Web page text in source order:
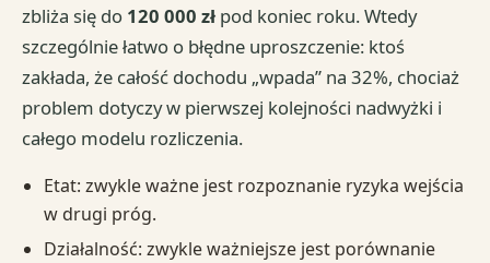
zbliża się do 120 000 zł pod koniec roku. Wtedy
szczególnie łatwo o błędne uproszczenie: ktoś
zakłada, że całość dochodu „wpada” na 32%, chociaż
problem dotyczy w pierwszej kolejności nadwyżki i
całego modelu rozliczenia.
Etat: zwykle ważne jest rozpoznanie ryzyka wejścia
w drugi próg.
Działalność: zwykle ważniejsze jest porównanie